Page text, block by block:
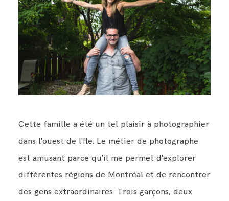
Cette famille a été un tel plaisir à photographier
dans l'ouest de l'île. Le métier de photographe
est amusant parce qu'il me permet d'explorer
différentes régions de Montréal et de rencontrer
des gens extraordinaires. Trois garçons, deux
BLOG
CONTACT ME